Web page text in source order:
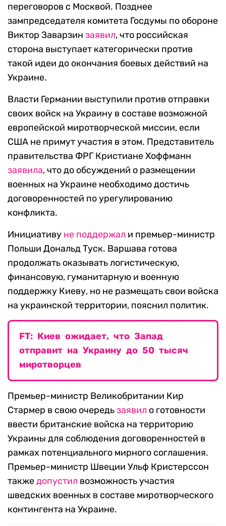
переговоров с Москвой. Позднее
зампредседателя комитета Госдумы по обороне
Виктор Заварзин заявил, что российская
сторона выступает категорически против
такой идеи до окончания боевых действий на
Украине.
Власти Германии выступили против отправки
своих войск на Украину в составе возможной
европейской миротворческой миссии, если
США не примут участия в этом. Представитель
правительства ФРГ Кристиане Хоффманн
заявила, что до обсуждений о размещении
военных на Украине необходимо достичь
договоренностей по урегулированию
конфликта.
Инициативу не поддержал и премьер-министр
Польши Дональд Туск. Варшава готова
продолжать оказывать логистическую,
финансовую, гуманитарную и военную
поддержку Киеву, но не размещать свои войска
на украинской территории, пояснил политик.
FT: Киев ожидает, что Запад
отправит на Украину до 50 тысяч
миротворцев
Премьер-министр Великобритании Кир
Стармер в свою очередьзаявил о готовности
ввести британские войска на территорию
Украины для соблюдения договоренностей в
рамках потенциального мирного соглашения.
Премьер-министр Швеции Ульф Кристерссон
такжедопустил возможность участия
шведских военных в составе миротворческого
контингента на Украине.